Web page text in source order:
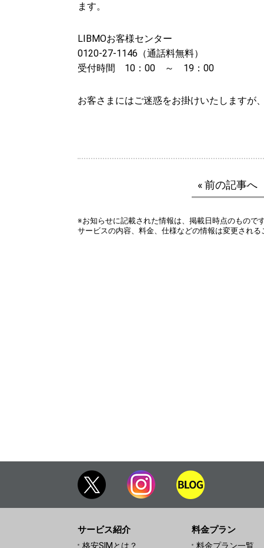
ます。
LIBMOお客様センター
0120-27-1146（通話料無料）
受付時間 10：00 ～ 19：00
お客さまにはご迷惑をお掛けいたしますが
« 前の記事へ
※お知らせに記載された情報は、掲載日時点のものです
サービスの内容、料金、仕様などの情報は変更され
サービス紹介
格安SIMとは？
料金プラン
料金プラン一覧